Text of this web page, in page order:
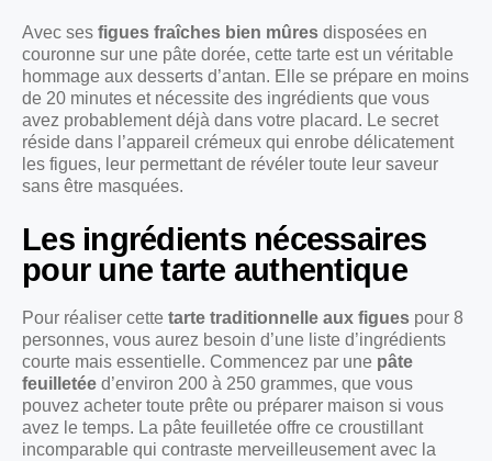
Avec ses figues fraîches bien mûres disposées en
couronne sur une pâte dorée, cette tarte est un véritable
hommage aux desserts d’antan. Elle se prépare en moins
de 20 minutes et nécessite des ingrédients que vous
avez probablement déjà dans votre placard. Le secret
réside dans l’appareil crémeux qui enrobe délicatement
les figues, leur permettant de révéler toute leur saveur
sans être masquées.
Les ingrédients nécessaires
pour une tarte authentique
Pour réaliser cette tarte traditionnelle aux figues pour 8
personnes, vous aurez besoin d’une liste d’ingrédients
courte mais essentielle. Commencez par une pâte
feuilletée d’environ 200 à 250 grammes, que vous
pouvez acheter toute prête ou préparer maison si vous
avez le temps. La pâte feuilletée offre ce croustillant
incomparable qui contraste merveilleusement avec la